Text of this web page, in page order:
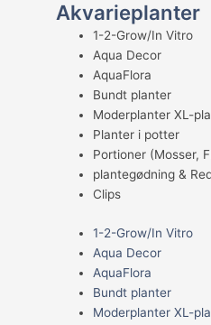
Akvarieplanter
1-2-Grow/In Vitro
Aqua Decor
AquaFlora
Bundt planter
Moderplanter XL-
Planter i potter
Portioner (Mosser,
plantegødning &
Clips
1-2-Grow/In Vitro
Aqua Decor
AquaFlora
Bundt planter
Moderplanter XL-